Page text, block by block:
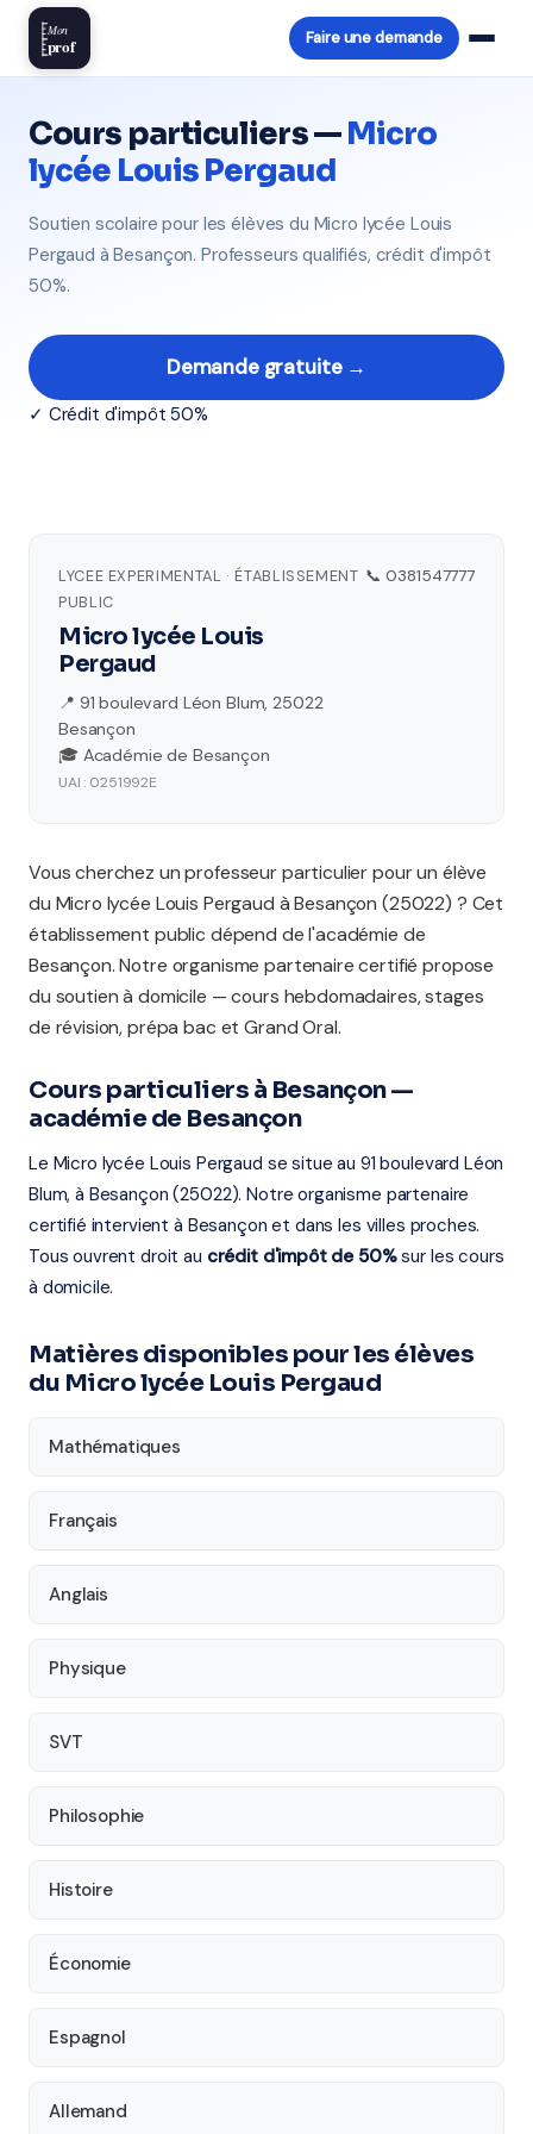
Mon
prof Faire une demande
Cours particuliers —Micro
lycée Louis Pergaud
Soutien scolaire pour les élèves du Micro lycée Louis
Pergaud à Besançon. Professeurs qualifiés, crédit d'impôt
50%.
Demande gratuite →
✓ Crédit d'impôt 50%
LYCEE EXPERIMENTAL · ÉTABLISSEMENT
PUBLIC
Micro lycée Louis
Pergaud
📍 91 boulevard Léon Blum, 25022
Besançon
🎓 Académie de Besançon
UAI : 0251992E
📞 0381547777
Vous cherchez un professeur particulier pour un élève
du Micro lycée Louis Pergaud à Besançon (25022) ? Cet
établissement public dépend de l'académie de
Besançon. Notre organisme partenaire certifié propose
du soutien à domicile — cours hebdomadaires, stages
de révision, prépa bac et Grand Oral.
Cours particuliers à Besançon —
académie de Besançon
Le Micro lycée Louis Pergaud se situe au 91 boulevard Léon
Blum, à Besançon (25022). Notre organisme partenaire
certifié intervient à Besançon et dans les villes proches.
Tous ouvrent droit au crédit d'impôt de 50%sur les cours
à domicile.
Matières disponibles pour les élèves
du Micro lycée Louis Pergaud
Mathématiques
Français
Anglais
Physique
SVT
Philosophie
Histoire
Économie
Espagnol
Allemand